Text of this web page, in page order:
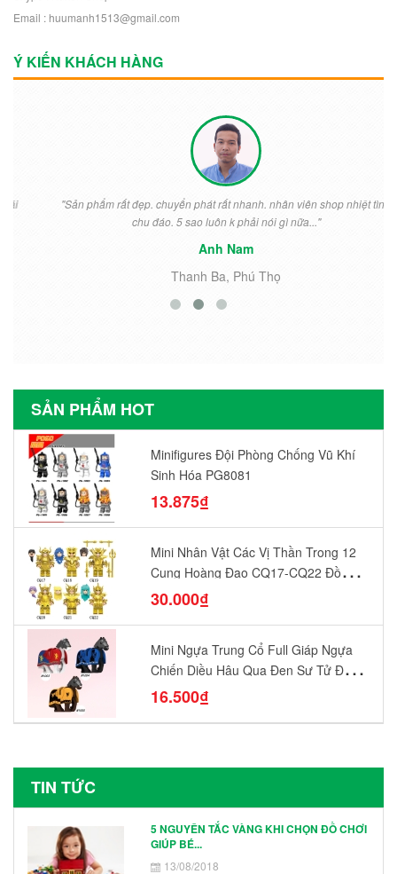
Email : huumanh1513@gmail.com
Ý KIẾN KHÁCH HÀNG
"Sản phẩm rất đẹp. chuyển phát rất nhanh. nhân viên shop nhiệt tình
chu đáo. 5 sao luôn k phải nói gì nữa..."
Anh Nam
Thanh Ba, Phú Thọ
SẢN PHẨM HOT
Minifigures Đội Phòng Chống Vũ Khí
Sinh Hóa PG8081
13.875₫
Mini Nhân Vật Các Vị Thần Trong 12
Cung Hoàng Đạo CQ17-CQ22 Đồ
Chơi Lắp Ráp Mô Hình Yêu Thích
30.000₫
Mini Ngựa Trung Cổ Full Giáp Ngựa
Chiến Diều Hâu Quạ Đen Sư Tử Đỏ
N1003 - N1005 Đồ Chơi Lắp Ráp Mô
16.500₫
TIN TỨC
5 NGUYÊN TẮC VÀNG KHI CHỌN ĐỒ CHƠI
GIÚP BÉ...
13/08/2018